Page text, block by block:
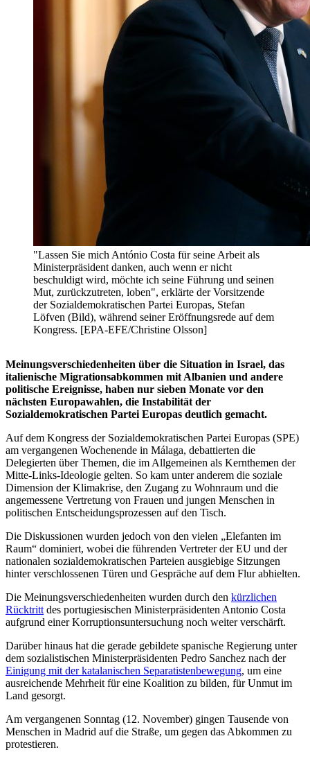
"Lassen Sie mich António Costa für seine Arbeit als
Ministerpräsident danken, auch wenn er nicht
beschuldigt wird, möchte ich seine Führung und seinen
Mut, zurückzutreten, loben", erklärte der Vorsitzende
der Sozialdemokratischen Partei Europas, Stefan
Löfven (Bild), während seiner Eröffnungsrede auf dem
Kongress. [EPA-EFE/Christine Olsson]
Meinungsverschiedenheiten über die Situation in Israel, das
italienische Migrationsabkommen mit Albanien und andere
politische Ereignisse, haben nur sieben Monate vor den
nächsten Europawahlen, die Instabilität der
Sozialdemokratischen Partei Europas deutlich gemacht.
Auf dem Kongress der Sozialdemokratischen Partei Europas (SPE)
am vergangenen Wochenende in Málaga, debattierten die
Delegierten über Themen, die im Allgemeinen als Kernthemen der
Mitte-Links-Ideologie gelten. So kam unter anderem die soziale
Dimension der Klimakrise, den Zugang zu Wohnraum und die
angemessene Vertretung von Frauen und jungen Menschen in
politischen Entscheidungsprozessen auf den Tisch.
Die Diskussionen wurden jedoch von den vielen „Elefanten im
Raum“ dominiert, wobei die führenden Vertreter der EU und der
nationalen sozialdemokratischen Parteien ausgiebige Sitzungen
hinter verschlossenen Türen und Gespräche auf dem Flur abhielten.
Die Meinungsverschiedenheiten wurden durch den kürzlichen
Rücktritt des portugiesischen Ministerpräsidenten Antonio Costa
aufgrund einer Korruptionsuntersuchung noch weiter verschärft.
Darüber hinaus hat die gerade gebildete spanische Regierung unter
dem sozialistischen Ministerpräsidenten Pedro Sanchez nach der
Einigung mit der katalanischen Separatistenbewegung, um eine
ausreichende Mehrheit für eine Koalition zu bilden, für Unmut im
Land gesorgt.
Am vergangenen Sonntag (12. November) gingen Tausende von
Menschen in Madrid auf die Straße, um gegen das Abkommen zu
protestieren.